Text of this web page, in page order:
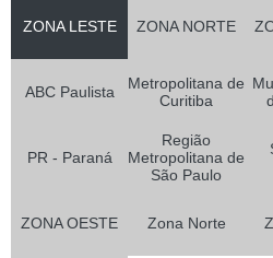
ZONA LESTE ZONA NORTE
ABC Paulista
Metropolitana de
Curitiba
PR - Paraná
Região
Metropolitana de
São Paulo
ZONA OESTE Zona Norte